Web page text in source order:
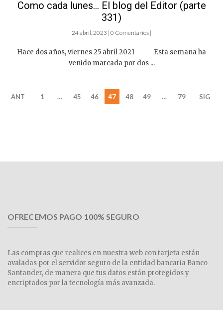
Como cada lunes… El blog del Editor (parte
331)
24 abril, 2023 | 0 Comentarios |
Hace dos años, viernes 25 abril 2021 Esta semana ha
venido marcada por dos ...
ANT 1 … 45 46 47 48 49 … 79 SIG
OFRECEMOS PAGO 100% SEGURO
Las compras que realices en nuestra web con tarjeta están
avaladas por el servidor seguro de la entidad bancaria Banco
Santander, de manera que tus datos están protegidos y
encriptados por la tecnología más avanzada.